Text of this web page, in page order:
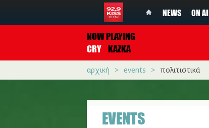
NEWS ON
NOW PLAYING
CRY KAZKA
αρχική events πολιτιστικά
EVENTS